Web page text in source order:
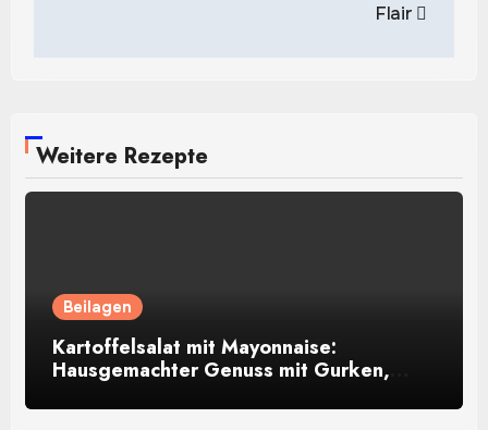
Flair
Weitere Rezepte
Beilagen
Kartoffelsalat mit Mayonnaise:
Hausgemachter Genuss mit Gurken,